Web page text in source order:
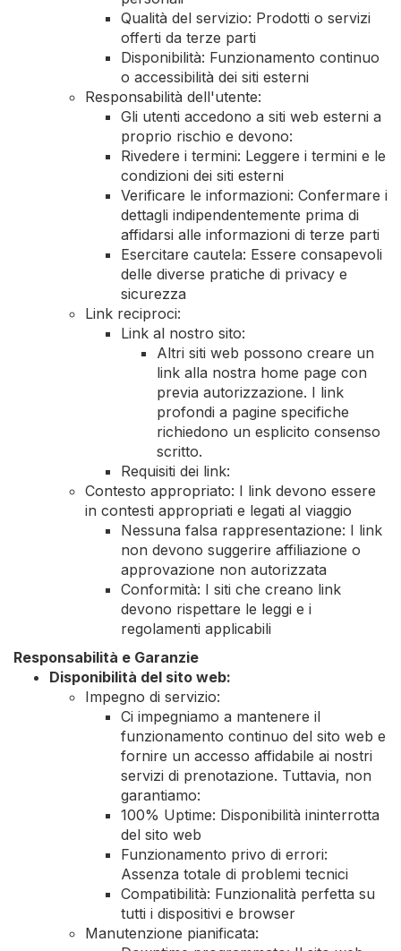
Qualità del servizio: Prodotti o servizi
offerti da terze parti
Disponibilità: Funzionamento continuo
o accessibilità dei siti esterni
Responsabilità dell'utente:
Gli utenti accedono a siti web esterni a
proprio rischio e devono:
Rivedere i termini: Leggere i termini e le
condizioni dei siti esterni
Verificare le informazioni: Confermare i
dettagli indipendentemente prima di
affidarsi alle informazioni di terze parti
Esercitare cautela: Essere consapevoli
delle diverse pratiche di privacy e
sicurezza
Link reciproci:
Link al nostro sito:
Altri siti web possono creare un
link alla nostra home page con
previa autorizzazione. I link
profondi a pagine specifiche
richiedono un esplicito consenso
scritto.
Requisiti dei link:
Contesto appropriato: I link devono essere
in contesti appropriati e legati al viaggio
Nessuna falsa rappresentazione: I link
non devono suggerire affiliazione o
approvazione non autorizzata
Conformità: I siti che creano link
devono rispettare le leggi e i
regolamenti applicabili
Responsabilità e Garanzie
Disponibilità del sito web:
Impegno di servizio:
Ci impegniamo a mantenere il
funzionamento continuo del sito web e
fornire un accesso affidabile ai nostri
servizi di prenotazione. Tuttavia, non
garantiamo:
100% Uptime: Disponibilità ininterrotta
del sito web
Funzionamento privo di errori:
Assenza totale di problemi tecnici
Compatibilità: Funzionalità perfetta su
tutti i dispositivi e browser
Manutenzione pianificata: